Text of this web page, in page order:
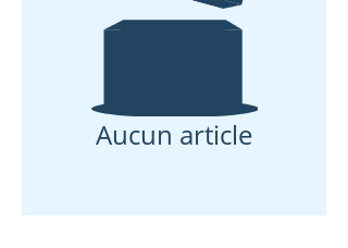
Aucun article